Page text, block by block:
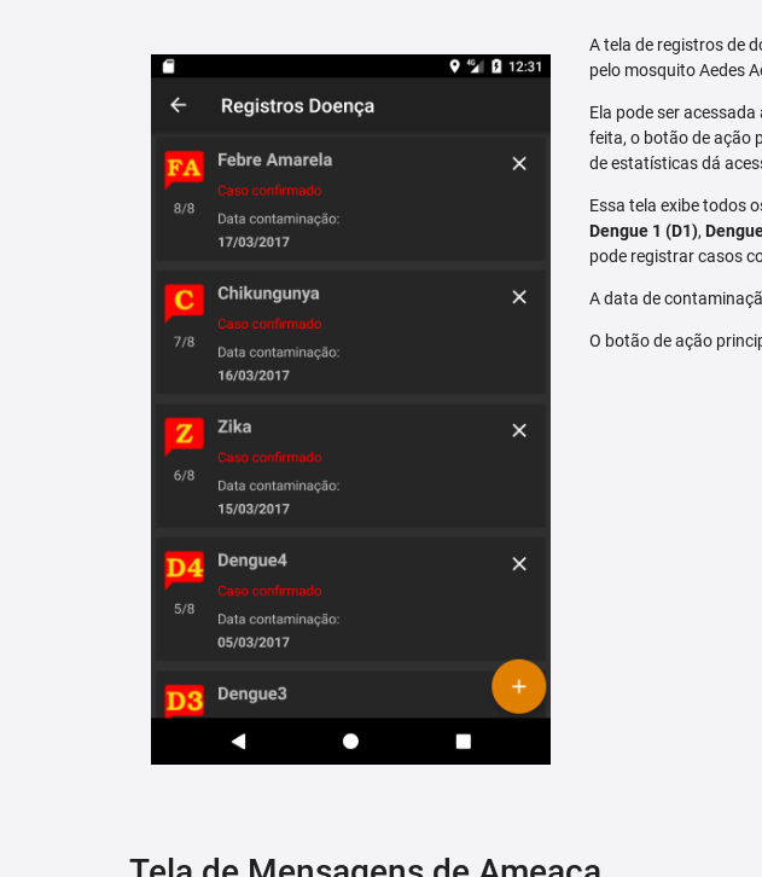
A tela de registros de
pelo mosquito Aedes
Ela pode ser
feita, o botão de ação
de estatísticas dá
Essa tela exibe todos
Dengue 1 (D1),
pode registrar casos
A data de
O botão de ação